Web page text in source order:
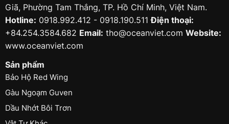
Giã, Phường Tam Thắng, TP. Hồ Chí Minh, Việt Nam.
Hotline: 0918.992.412 - 0918.190.511Điện thoại:
+84.254.3584.682 Email: tho@oceanviet.com Website:
www.oceanviet.com
Sản phẩm
Bảo Hộ Red Wing
Gàu Ngoạm Guven
Dầu Nhớt Bôi Trơn